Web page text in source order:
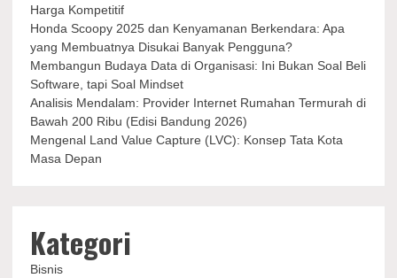
Harga Kompetitif
Honda Scoopy 2025 dan Kenyamanan Berkendara: Apa
yang Membuatnya Disukai Banyak Pengguna?
Membangun Budaya Data di Organisasi: Ini Bukan Soal Beli
Software, tapi Soal Mindset
Analisis Mendalam: Provider Internet Rumahan Termurah di
Bawah 200 Ribu (Edisi Bandung 2026)
Mengenal Land Value Capture (LVC): Konsep Tata Kota
Masa Depan
Kategori
Bisnis